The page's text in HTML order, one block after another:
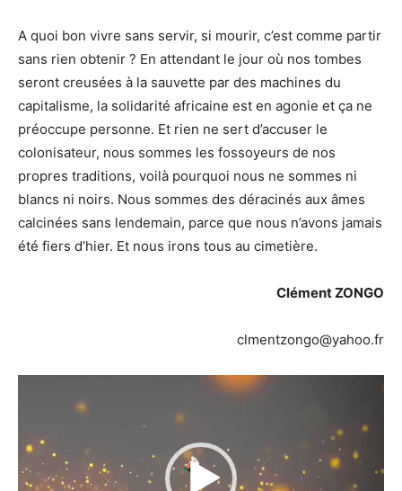
A quoi bon vivre sans servir, si mourir, c’est comme partir
sans rien obtenir ? En attendant le jour où nos tombes
seront creusées à la sauvette par des machines du
capitalisme, la solidarité africaine est en agonie et ça ne
préoccupe personne. Et rien ne sert d’accuser le
colonisateur, nous sommes les fossoyeurs de nos
propres traditions, voilà pourquoi nous ne sommes ni
blancs ni noirs. Nous sommes des déracinés aux âmes
calcinées sans lendemain, parce que nous n’avons jamais
été fiers d’hier. Et nous irons tous au cimetière.
Clément ZONGO
clmentzongo@yahoo.fr
Lecteur